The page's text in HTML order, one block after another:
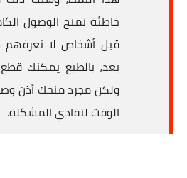
خاطئة تمنح الوصول
قبل أشخاص لا تعرفهم
بعد، بالطبع يمكنك
ولكن مجرد منحك أذن
الوقت لتفادي المشكلة.